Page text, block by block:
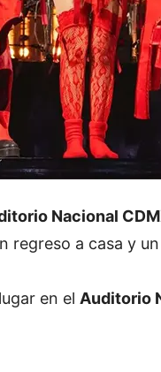
Nacional
regreso a casa y
en el Auditorio